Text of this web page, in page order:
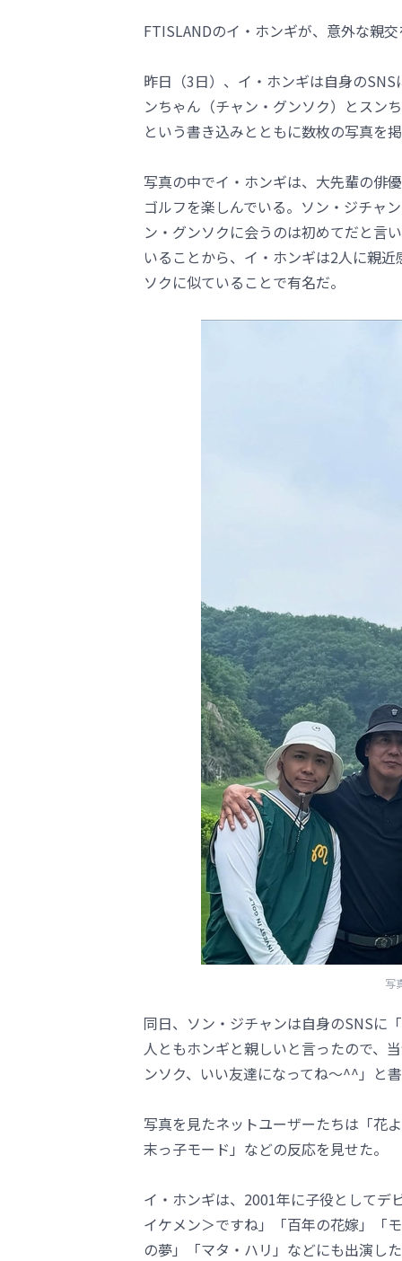
FTISLANDのイ・ホンギが、意外な親
昨日（3日）、イ・ホンギは自身の
ンちゃん（チャン・グンソク）とス
という書き込みとともに数枚の写真を
写真の中でイ・ホンギは、大先輩の俳
ゴルフを楽しんでいる。ソン・ジチャ
ン・グンソクに会うのは初めてだと言
いることから、イ・ホンギは2人に親
ソクに似ていることで有名だ。
写
同日、ソン・ジチャンは自身のSNS
人ともホンギと親しいと言ったので、
ンソク、いい友達になってね～^^」と
写真を見たネットユーザーたちは「花
末っ子モード」などの反応を見せた。
イ・ホンギは、2001年に子役としてデ
イケメン＞ですね」「百年の花嫁」「
の夢」「マタ・ハリ」などにも出演し